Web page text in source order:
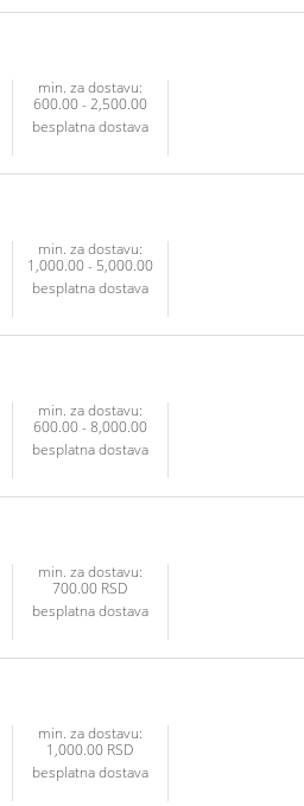
min. za dostavu:
600.00 - 2,500.00
besplatna dostava
min. za dostavu:
1,000.00 - 5,000.00
besplatna dostava
min. za dostavu:
600.00 - 8,000.00
besplatna dostava
min. za dostavu:
700.00 RSD
besplatna dostava
min. za dostavu:
1,000.00 RSD
besplatna dostava